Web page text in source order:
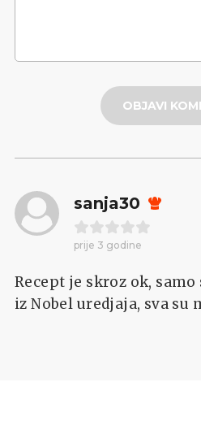
OBJAVI
sanja30
prije 3 godine
Recept je skroz ok,
iz Nobel uredjaja, sva su